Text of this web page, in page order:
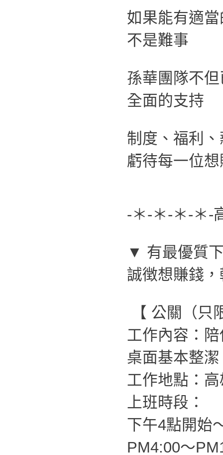
如果能有適
不是難事
孫華團隊不
全面的支持
制度、福利
虧待每一位
-＊-＊-＊-＊-
▼ 有最優質
誠徴想賺錢
【 公關（只
工作內容：
桌面基本整潔
工作地點：
上班時段：
下午4點開始
PM4:00～